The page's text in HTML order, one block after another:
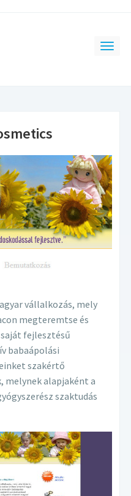
vállalkozás, mely
megteremtse és
fejlesztésű
babaápolási
szakértő
melynek alapjaként a
szaktudás